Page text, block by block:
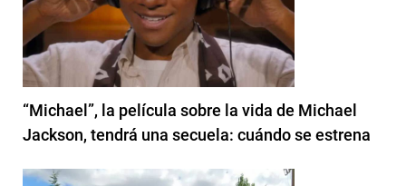
“Michael”, la película sobre la vida de Michael
Jackson, tendrá una secuela: cuándo se estrena